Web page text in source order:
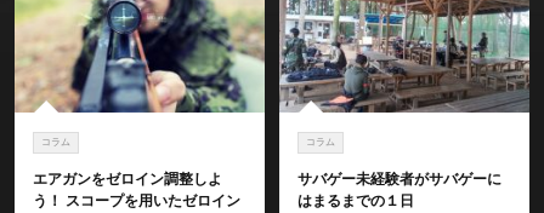
コラム
エアガンをゼロイン調整しよ
う！ スコープを用いたゼロイン
コラム
サバゲー未経験者がサバゲーに
はまるまでの１日